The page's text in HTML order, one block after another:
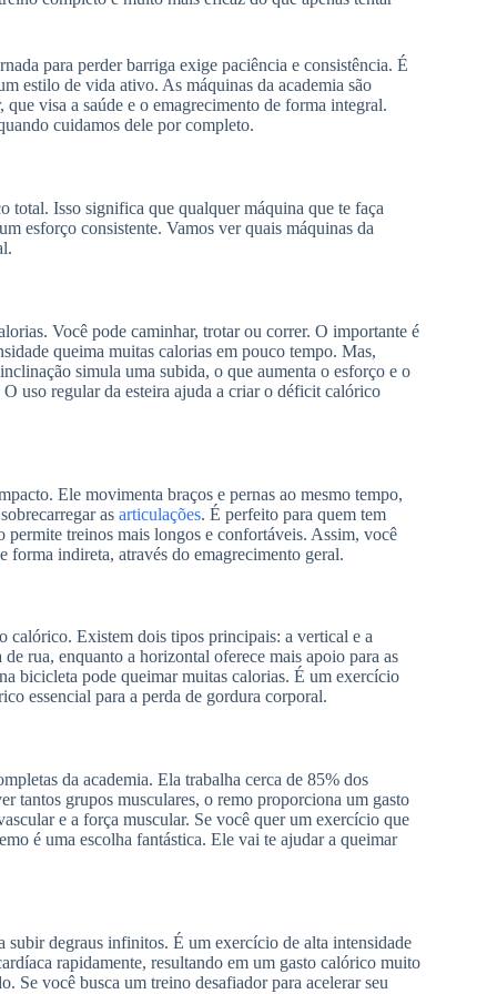
para perder barriga exige paciência e consistência. É
estilo de vida ativo. As máquinas da academia são
visa a saúde e o emagrecimento de forma integral.
cuidamos dele por completo.
total. Isso significa que qualquer máquina que te faça
esforço consistente. Vamos ver quais máquinas da
Você pode caminhar, trotar ou correr. O importante é
queima muitas calorias em pouco tempo. Mas,
simula uma subida, o que aumenta o esforço e o
uso regular da esteira ajuda a criar o déficit calórico
Ele movimenta braços e pernas ao mesmo tempo,
as articulações. É perfeito para quem tem
treinos mais longos e confortáveis. Assim, você
forma indireta, através do emagrecimento geral.
calórico. Existem dois tipos principais: a vertical e a
rua, enquanto a horizontal oferece mais apoio para as
bicicleta pode queimar muitas calorias. É um exercício
essencial para a perda de gordura corporal.
da academia. Ela trabalha cerca de 85% dos
tantos grupos musculares, o remo proporciona um gasto
e a força muscular. Se você quer um exercício que
é uma escolha fantástica. Ele vai te ajudar a queimar
degraus infinitos. É um exercício de alta intensidade
rapidamente, resultando em um gasto calórico muito
Se você busca um treino desafiador para acelerar seu